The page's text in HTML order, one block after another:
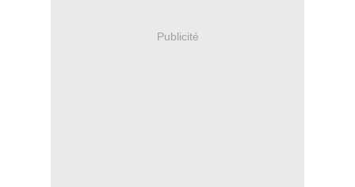
Publicité